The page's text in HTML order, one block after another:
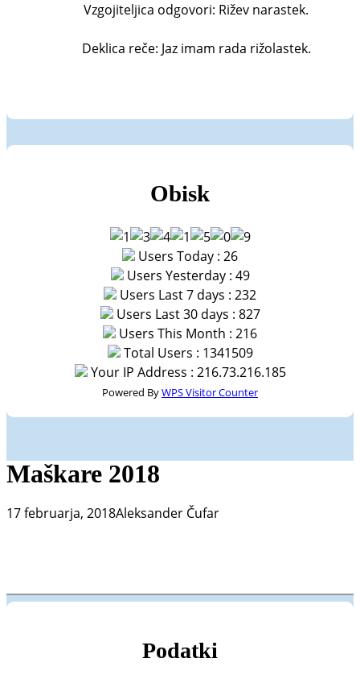
Vzgojiteljica odgovori: Rižev narastek.
Deklica reče: Jaz imam rada rižolastek.
Obisk
Users Today : 26
Users Yesterday : 49
Users Last 7 days : 232
Users Last 30 days : 827
Users This Month : 216
Total Users : 1341509
Your IP Address : 216.73.216.185
Powered ByWPS Visitor Counter
Maškare 2018
17 februarja, 2018Aleksander Čufar
Podatki